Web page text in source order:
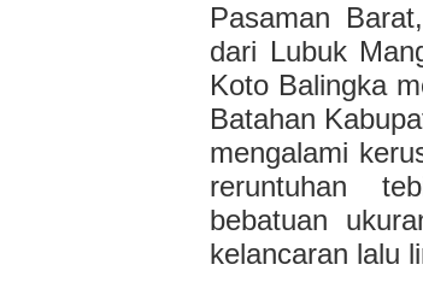
Pasaman
dari Lubuk
Koto Balingka
Batahan
mengalami
reruntuhan
bebatuan
kelancaran lalu